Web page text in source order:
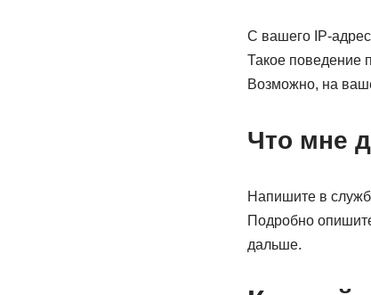
С вашего IP-
Такое поведение
Возможно, на
Что мне
Напишите в
Подробно
дальше.